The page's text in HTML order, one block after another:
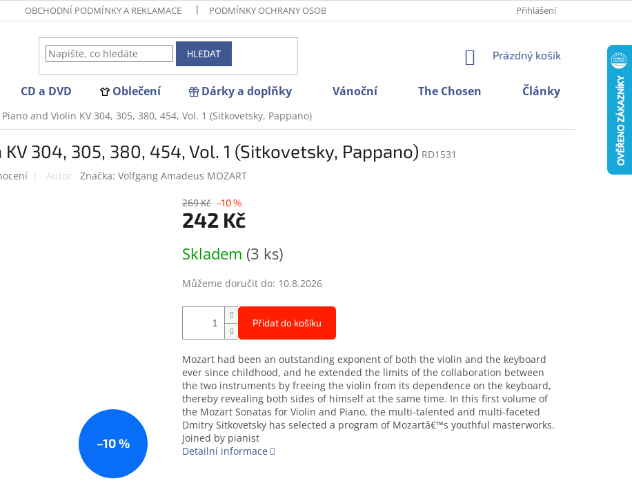
OBCHODNÍ PODMÍNKY A REKLAMACE PODMÍNKY OCHRANY OSOBNÍCH ÚDAJŮ Přihlášení
HLEDAT
NÁKUPNÍ
Prázdný košík
CD a DVD Oblečení Dárky a doplňky Vánoční The Chosen Články
and Violin KV 304, 305, 380, 454, Vol. 1 (Sitkovetsky, Pappano)
304, 305, 380, 454, Vol. 1 (Sitkovetsky, Pappano) RD1531
Značka: Volfgang Amadeus MOZART
–10 %
269 Kč –10 %
242 Kč
cena:
Skladem (3 ks)
Můžeme doručit do: 10.8.2026
Přidat do košíku
Mozart had been an outstanding exponent of both the violin and the keyboard
ever since childhood, and he extended the limits of the collaboration between
the two instruments by freeing the violin from its dependence on the keyboard,
thereby revealing both sides of himself at the same time. In this first volume of
the Mozart Sonatas for Violin and Piano, the multi-talented and multi-faceted
Dmitry Sitkovetsky has selected a program of Mozartâ€™s youthful masterworks.
Joined by pianist
Detailní informace